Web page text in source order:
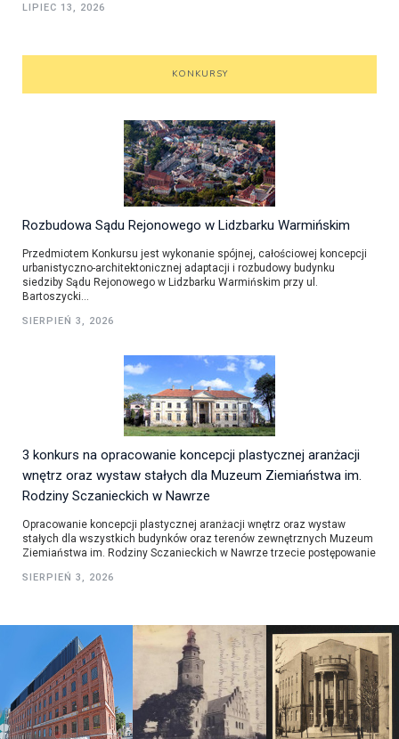
LIPIEC 13, 2026
KONKURSY
Rozbudowa Sądu Rejonowego w Lidzbarku Warmińskim
Przedmiotem Konkursu jest wykonanie spójnej, całościowej koncepcji
urbanistyczno-architektonicznej adaptacji i rozbudowy budynku
siedziby Sądu Rejonowego w Lidzbarku Warmińskim przy ul.
Bartoszycki...
SIERPIEŃ 3, 2026
3 konkurs na opracowanie koncepcji plastycznej aranżacji
wnętrz oraz wystaw stałych dla Muzeum Ziemiaństwa im.
Rodziny Sczanieckich w Nawrze
Opracowanie koncepcji plastycznej aranżacji wnętrz oraz wystaw
stałych dla wszystkich budynków oraz terenów zewnętrznych Muzeum
Ziemiaństwa im. Rodziny Sczanieckich w Nawrze trzecie postępowanie
SIERPIEŃ 3, 2026